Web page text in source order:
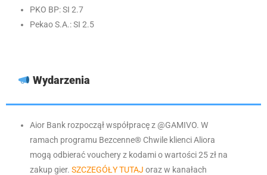
PKO BP: SI 2.7
Pekao S.A.: SI 2.5
Wydarzenia
Aior Bank rozpoczął współpracę z @GAMIVO. W
ramach programu Bezcenne® Chwile klienci Aliora
mogą odbierać vouchery z kodami o wartości 25 zł na
zakup gier. SZCZEGÓŁY TUTAJ oraz w kanałach